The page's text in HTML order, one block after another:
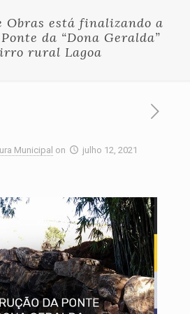
Obras está finalizando a
da “Dona Geralda”
rural Lagoa
Municipal on julho 12, 2021